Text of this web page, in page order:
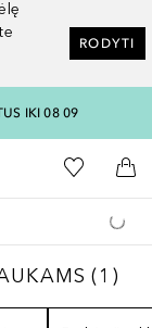
RODYTI
IKI 08 09
pagrindinį
Į mano
Į
1
(1 )